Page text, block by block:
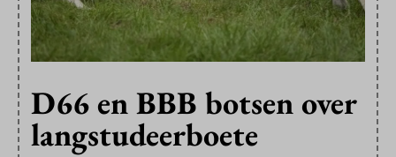
D66 en BBB botsen over
langstudeerboete